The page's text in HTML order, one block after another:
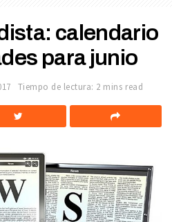
calendario
para junio
Tiempo de lectura: 2 mins read